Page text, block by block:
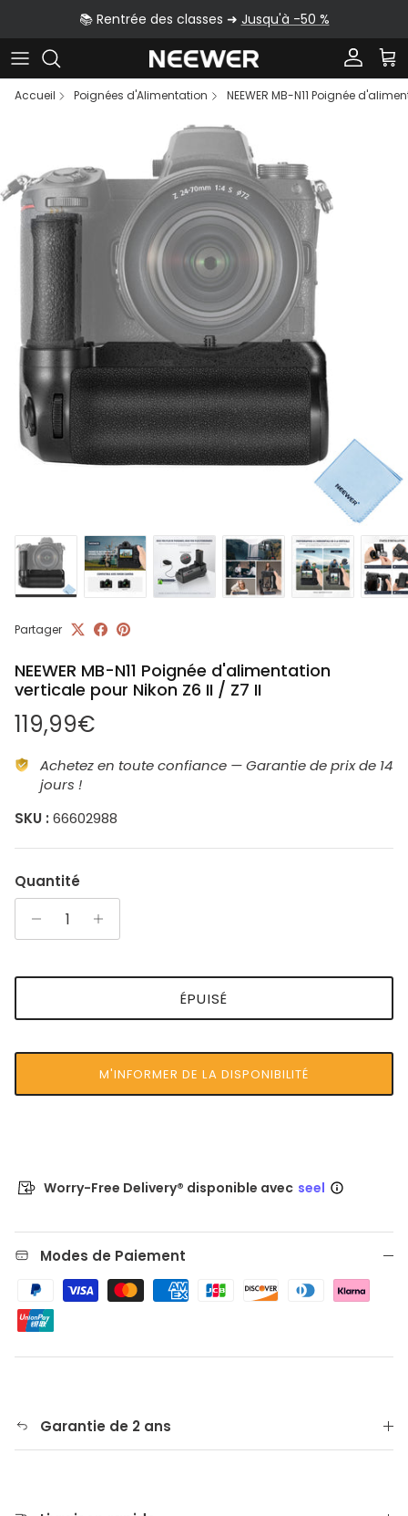
Aller au contenu📚 Rentrée des classes ➜ Jusqu'à -50 %
Compte
Accueil
Poignées d'Alimentation NEEWER MB-N11 Poignée
Passer aux informations produits
Partager
NEEWER MB-N11 Poignée d'alimentation
verticale pour Nikon Z6 II / Z7 II
Prix habituel
119,99€
Achetez en toute confiance — Garantie de prix de 14
jours !
SKU : 66602988
Quantité
ÉPUISÉ
M'INFORMER DE LA DISPONIBILITÉ
Worry-Free Delivery® disponible avec seel
Modes de Paiement
Garantie de 2 ans